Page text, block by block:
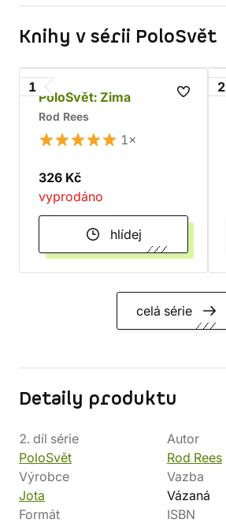
Knihy v sérii PoloSvět
1
PoloSvět: Zima
Rod Rees
1×
326 Kč
vyprodáno
hlídej
2
celá série
Detaily produktu
2. díl série
PoloSvět
Autor
Rod Rees
Výrobce
Jota
Vazba
Vázaná
Formát
ISBN